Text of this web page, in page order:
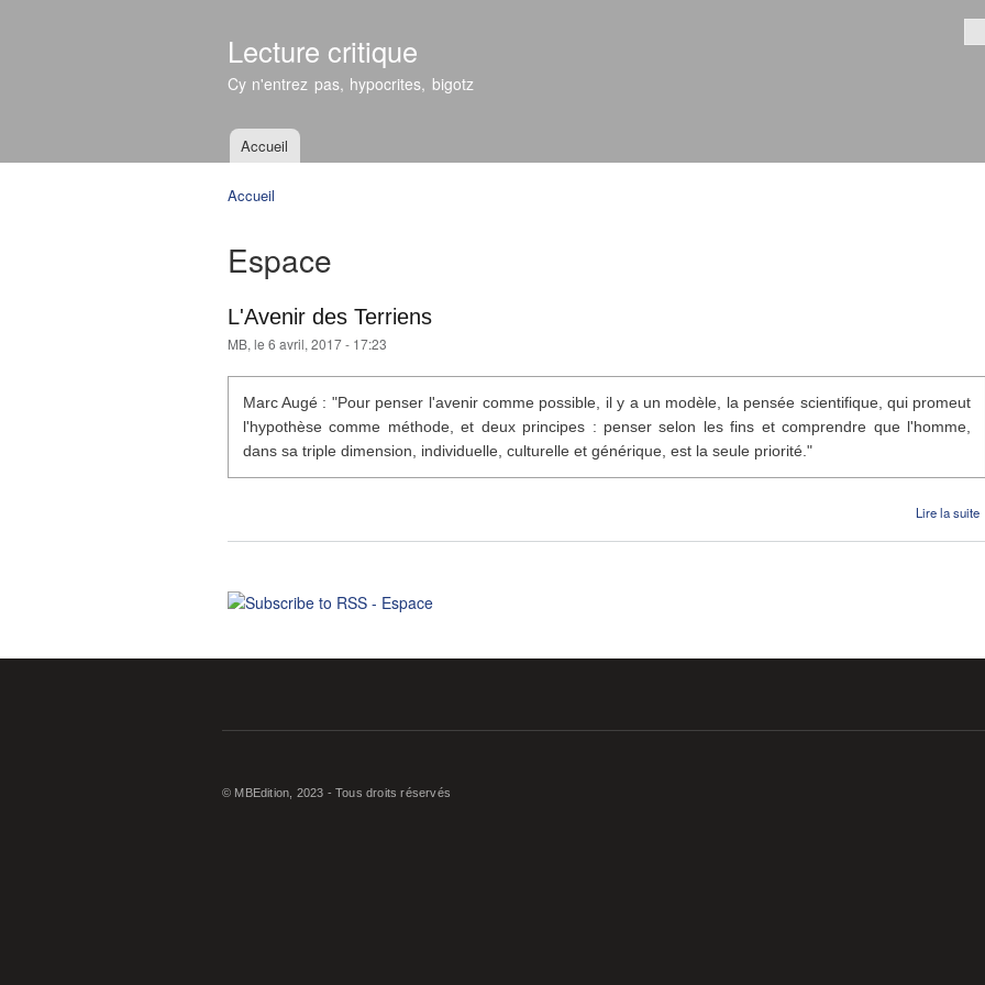
Lecture critique
Cy n'entrez pas, hypocrites, bigotz
Menu principal
Accueil
Accueil
Espace
L'Avenir des Terriens
MB, le 6 avril, 2017 - 17:23
Marc Augé : "Pour penser l'avenir comme possible, il y a un modèle, la pensée scientifique, qui promeut
l'hypothèse comme méthode, et deux principes : penser selon les fins et comprendre que l'homme,
dans sa triple dimension, individuelle, culturelle et générique, est la seule priorité."
Lire la suite
© MBEdition, 2023 - Tous droits réservés